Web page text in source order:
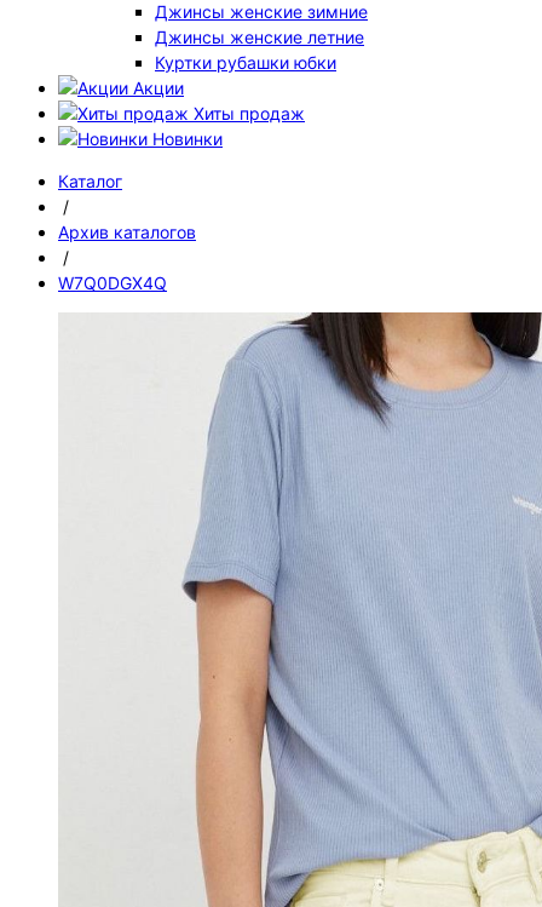
Джинсы женские зимние
Джинсы женские летние
Куртки рубашки юбки
Акции
Хиты продаж
Новинки
Каталог
/
Архив каталогов
/
W7Q0DGX4Q